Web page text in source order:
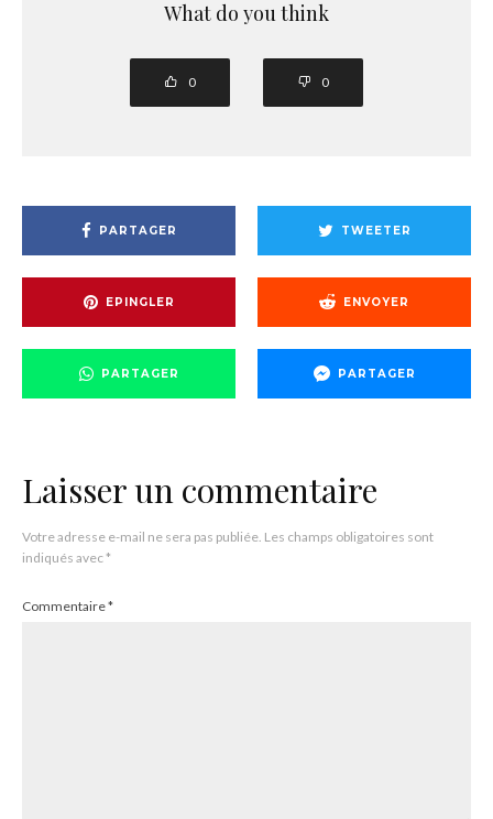
What do you think
0 0
PARTAGER TWEETER
EPINGLER ENVOYER
PARTAGER PARTAGER
Laisser un commentaire
Votre adresse e-mail ne sera pas publiée. Les champs obligatoires sont
indiqués avec*
Commentaire*